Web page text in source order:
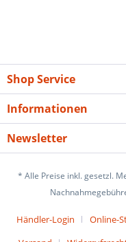
Shop Service
Informationen
Newsletter
* Alle Preise inkl. gesetzl.
Händler-Login Online-